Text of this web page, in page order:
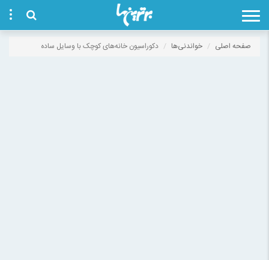
صفحه اصلی خواندنی‌ها دکوراسیون خانه‌های کوچک با وسایل ساده